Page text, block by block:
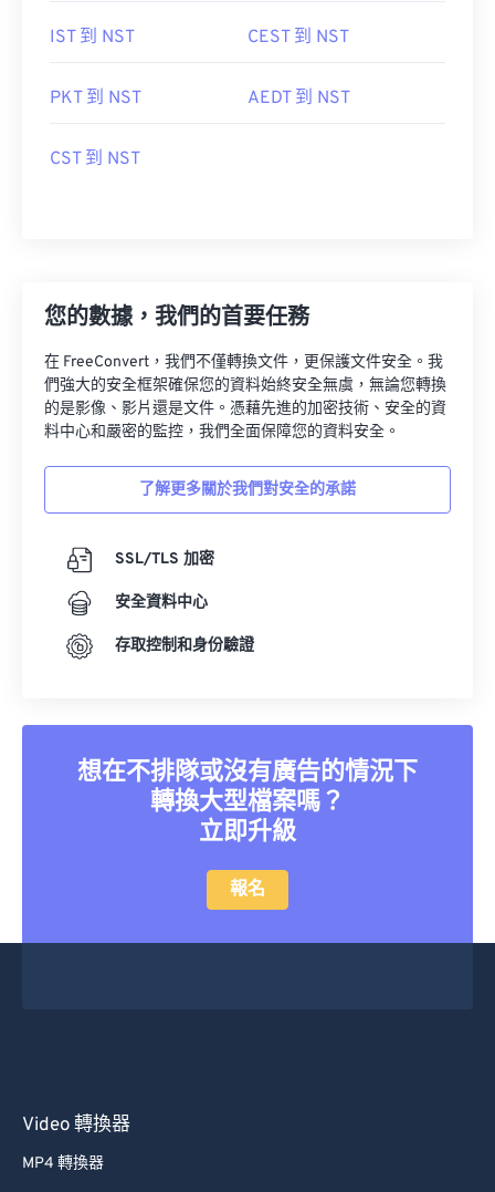
IST 到 NST CEST 到 NST
PKT 到 NST AEDT 到 NST
CST 到 NST
您的數據，我們的首要任務
在 FreeConvert，我們不僅轉換文件，更保護文件安全。我
們強大的安全框架確保您的資料始終安全無虞，無論您轉換
的是影像、影片還是文件。憑藉先進的加密技術、安全的資
料中心和嚴密的監控，我們全面保障您的資料安全。
了解更多關於我們對安全的承諾
SSL/TLS 加密
安全資料中心
存取控制和身份驗證
想在不排隊或沒有廣告的情況下
轉換大型檔案嗎？
立即升級
報名
Video 轉換器
MP4 轉換器